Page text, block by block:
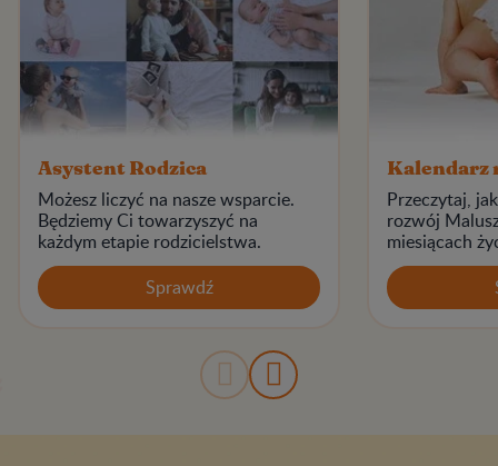
Asystent Rodzica
Możesz liczyć na nasze wsparcie.
Będziemy Ci towarzyszyć na
każdym etapie rodzicielstwa.
Sprawdź
Kalendarz
Przeczytaj,
rozwój
miesiącach